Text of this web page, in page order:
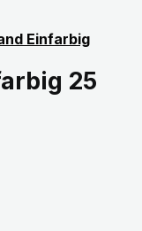
Einfarbig
25